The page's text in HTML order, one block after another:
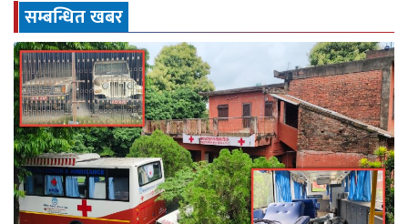
सम्बन्धित खबर